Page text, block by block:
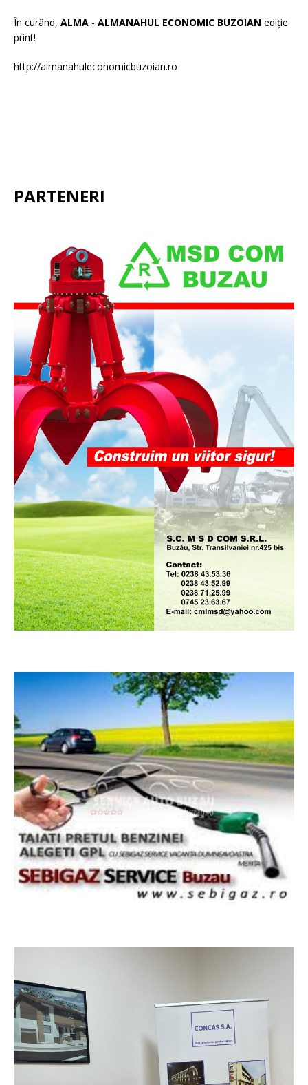
În curând, ALMA - ALMANAHUL ECONOMIC BUZOIAN ediție
print!
http://almanahuleconomicbuzoian.ro
PARTENERI